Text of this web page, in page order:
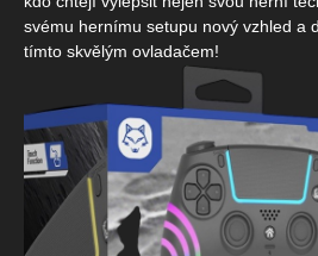
svému hernímu setupu nový vzhled a
tímto skvělým ovladačem!